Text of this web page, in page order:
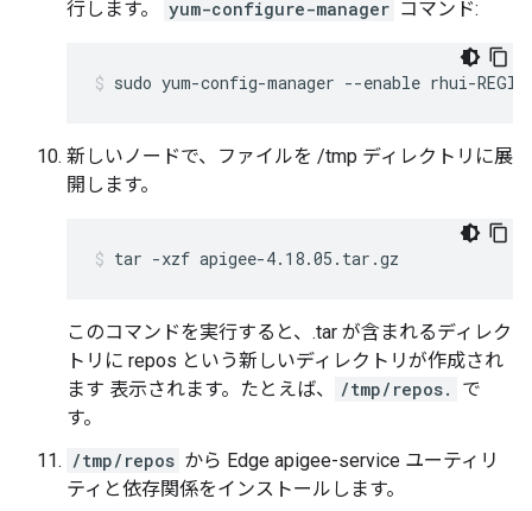
行します。
yum-configure-manager コマンド:
sudo yum-config-manager --enable rhui-
新しいノードで、ファイルを /tmp ディレクトリに展
開します。
tar -xzf apigee-4.18.05.tar.gz
このコマンドを実行すると、.tar が含まれるディレク
トリに repos という新しいディレクトリが作成され
ます 表示されます。たとえば、
/tmp/repos.
で
す。
/tmp/repos から Edge apigee-service ユーティリ
ティと依存関係をインストールします。